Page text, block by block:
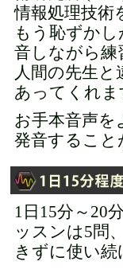
情報処理技術
もう恥ずか
音しながら練
人間の先生
あってくれ
お手本音声
発音すること
1日15分～20
ッスンは5問
きずに使い続